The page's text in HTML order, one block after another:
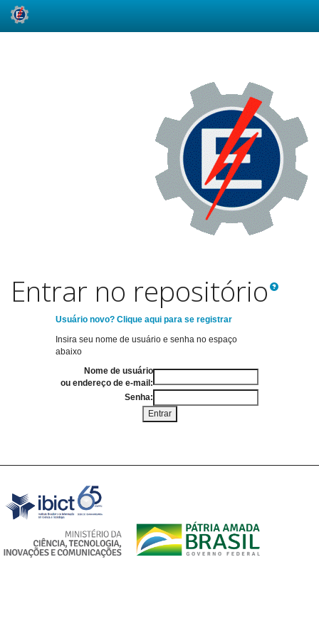
Entrar no repositório
Usuário novo? Clique aqui para se registrar
Insira seu nome de usuário e senha no espaço
abaixo
Nome de usuário
ou endereço de e-mail:
Senha: